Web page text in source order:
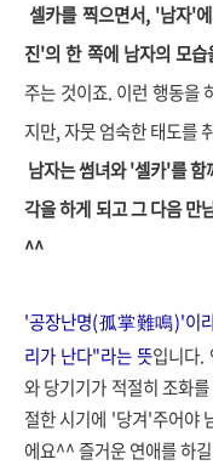
셀카를 찍으면서, '남자'
진'의 한 쪽에 남자의 모
주는 것이죠. 이런 행동을
지만, 자뭇 엄숙한 태도를
남자는 썸녀와 '셀카'를
각을 하게 되고 그 다음 만
^^
'공장난명(孤掌難鳴)'이라
리가 난다"라는 뜻입니다.
와 당기기가 적절히 조화
절한 시기에 '당겨'주어야
에요^^ 즐거운 연애를 하